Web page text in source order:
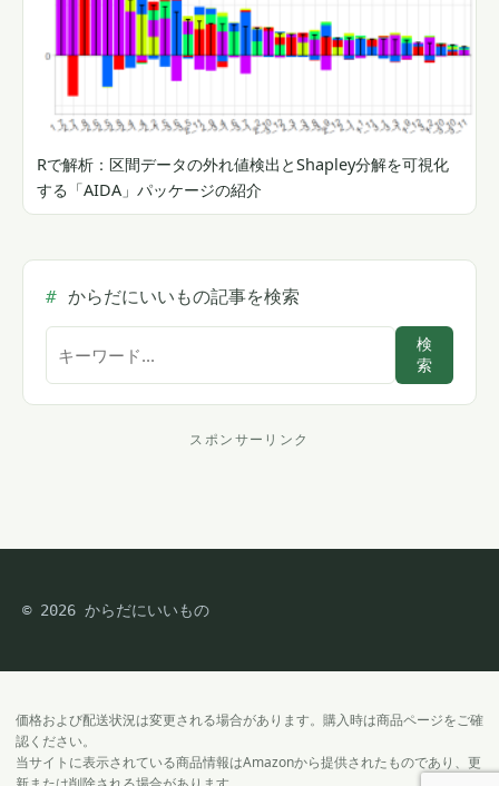
Rで解析：区間データの外れ値検出とShapley分解を可視化
する「AIDA」パッケージの紹介
からだにいいもの記事を検索
ト
検
索
スポンサーリンク
ン
ー
ク
© 2026 からだにいいもの
価格および配送状況は変更される場合があります。購入時は商品ページをご確
認ください。
当サイトに表示されている商品情報はAmazonから提供されたものであり、更